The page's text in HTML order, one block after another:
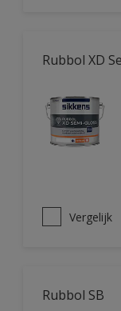
Rubbol XD
Vergelijk
Rubbol SB